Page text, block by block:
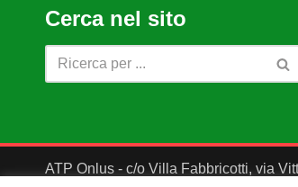
Cerca nel sito
ATP Onlus - c/o Villa Fabbricotti, via